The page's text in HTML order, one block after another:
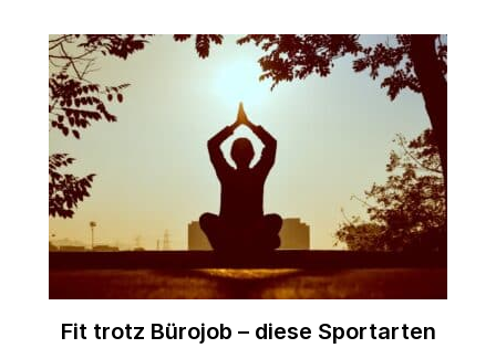
Fit trotz Bürojob – diese Sportarten